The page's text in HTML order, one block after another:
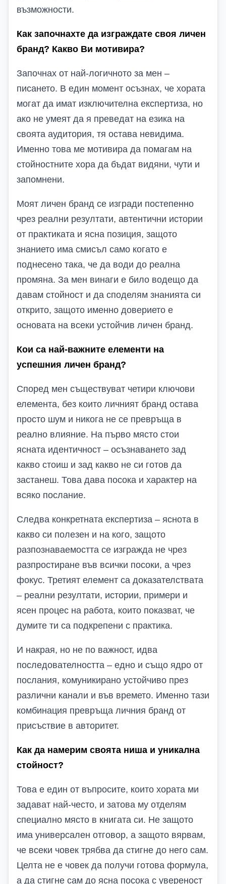
възможности.
Как започнахте да изграждате своя личен
бранд? Какво Ви мотивира?
Започнах от най-логичното за мен –
писането. В един момент осъзнах, че хората
могат да имат изключителна експертиза, но
ако не умеят да я преведат на езика на
своята аудитория, тя остава невидима.
Именно това ме мотивира да помагам на
стойностните хора да бъдат видяни, чути и
запомнени.
Моят личен бранд се изгради постепенно
чрез реални резултати, автентични истории
от практиката и ясна позиция, защото
знанието има смисъл само когато е
поднесено така, че да води до реална
промяна. За мен винаги е било водещо да
давам стойност и да споделям знанията си
открито, защото именно доверието е
основата на всеки устойчив личен бранд.
Кои са най-важните елементи на
успешния личен бранд?
Според мен съществуват четири ключови
елемента, без които личният бранд остава
просто шум и никога не се превръща в
реално влияние. На първо място стои
ясната идентичност – осъзнаването зад
какво стоиш и зад какво не си готов да
застанеш. Това дава посока и характер на
всяко послание.
Следва конкретната експертиза – яснота в
какво си полезен и на кого, защото
разпознаваемостта се изгражда не чрез
разпростиране във всички посоки, а чрез
фокус. Третият елемент са доказателствата
– реални резултати, истории, примери и
ясен процес на работа, които показват, че
думите ти са подкрепени с практика.
И накрая, но не по важност, идва
последователността – едно и също ядро от
послания, комуникирано устойчиво през
различни канали и във времето. Именно тази
комбинация превръща личния бранд от
присъствие в авторитет.
Как да намерим своята ниша и уникална
стойност?
Това е един от въпросите, които хората ми
задават най-често, и затова му отделям
специално място в книгата си. Не защото
има универсален отговор, а защото вярвам,
че всеки човек трябва да стигне до него сам.
Целта не е човек да получи готова формула,
а да стигне сам до ясна посока с увереност